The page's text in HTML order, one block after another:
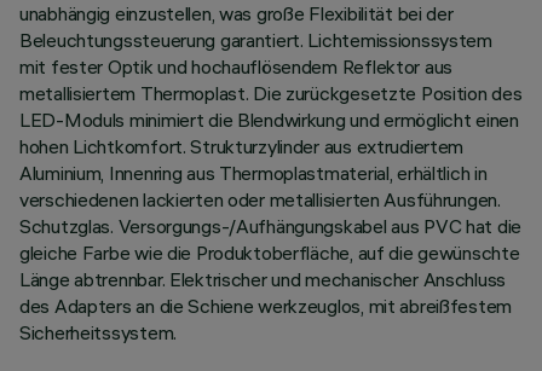
unabhängig einzustellen, was große Flexibilität bei der
Beleuchtungssteuerung garantiert. Lichtemissionssystem
mit fester Optik und hochauflösendem Reflektor aus
metallisiertem Thermoplast. Die zurückgesetzte Position des
LED-Moduls minimiert die Blendwirkung und ermöglicht einen
hohen Lichtkomfort. Strukturzylinder aus extrudiertem
Aluminium, Innenring aus Thermoplastmaterial, erhältlich in
verschiedenen lackierten oder metallisierten Ausführungen.
Schutzglas. Versorgungs-/Aufhängungskabel aus PVC hat die
gleiche Farbe wie die Produktoberfläche, auf die gewünschte
Länge abtrennbar. Elektrischer und mechanischer Anschluss
des Adapters an die Schiene werkzeuglos, mit abreißfestem
Sicherheitssystem.